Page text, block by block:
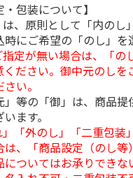
・包装について】
、原則として「内のし
にご希望の「のし」を
定が無い場合は、「の
ください。御中元のし
い。
等の「御」は、商品提
ます。
」「外のし」「二重包
は、「商品設定（のし等
ついてはお承りできな